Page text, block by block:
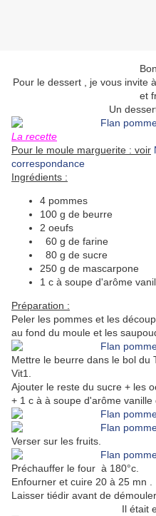
Pour le dessert , je vous invite
et
Un
La recette
Pour le moule marguerite : voir
correspondance
Ingrédients :
4 pommes
100 g de beurre
2 oeufs
60 g de farine
80 g de sucre
250 g de mascarpone
1 c à soupe d'arôme
Préparation :
Peler les pommes et les
au fond du moule et les
Mettre le beurre dans le bol du
Vit1.
Ajouter le reste du sucre + les
+ 1 c à à soupe d'arôme vanille
Verser sur les fruits.
Préchauffer le four à 180°c.
Enfourner et cuire 20 à 25 mn .
Laisser tiédir avant de démouler.
Il était